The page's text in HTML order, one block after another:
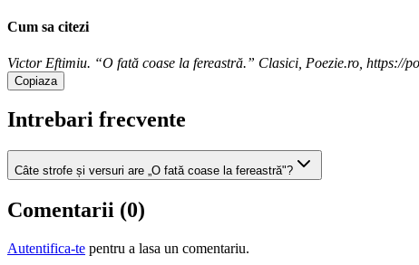
Cum sa citezi
Victor Eftimiu. “O fată coase la fereastră.” Clasici, Poezie.ro, https://
Copiaza
Intrebari frecvente
Câte strofe și versuri are „O fată coase la fereastră"?
Comentarii (0)
Autentifica-te pentru a lasa un comentariu.